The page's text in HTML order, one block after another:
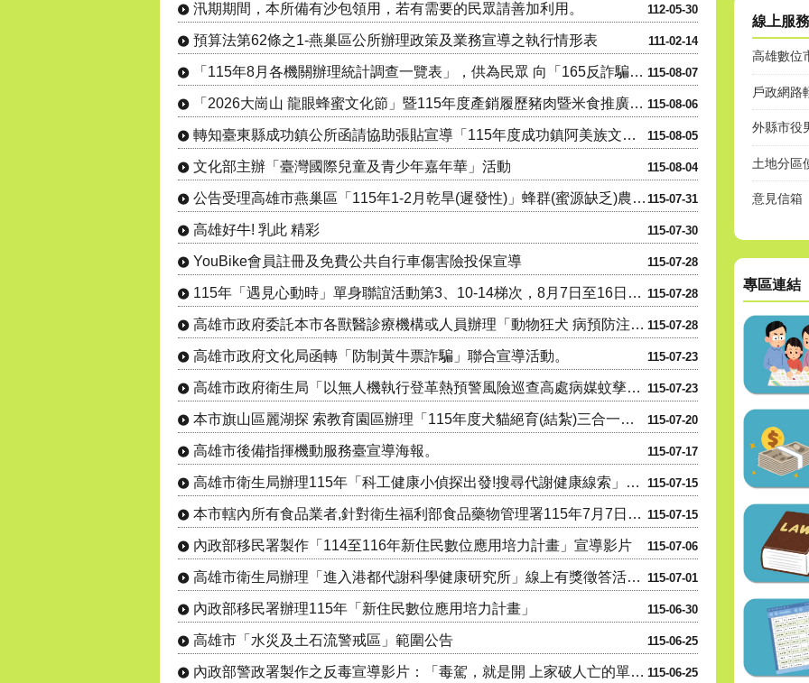
拒毒，我挺你!全民作伙來!
112-05-30
汛期期間，本所備有沙包領用，若有需要的民眾請善加利用。
111-02-14
預算法第62條之1-燕巢區公所辦理政策及業務宣導之執行情形表
115-08-07
「115年8月各機關辦理統計調查一覽表」，供為民眾 向「165反詐騙專線」
115-08-06
「2026大崗山 龍眼蜂蜜文化節」暨115年度產銷履歷豬肉暨米食推廣- 『豬香米寶 蜜香田寮』豬肉米....
115-08-05
轉知臺東縣成功鎮公所函請協助張貼宣導「115年度成功鎮阿美族文化節暨傳統舞蹈競賽及族語推廣系列活動」....
115-08-04
文化部主辦「臺灣國際兒童及青少年嘉年華」活動
115-07-31
公告受理高雄市燕巢區「115年1-2月乾旱(遲發性)」蜂群(蜜源缺乏)農業天然災害現金救助及受災證明....
115-07-30
高雄好牛! 乳此 精彩
115-07-28
YouBike會員註冊及免費公共自行車傷害險投保宣導
115-07-28
115年「遇見心動時」單身聯誼活動第3、10-14梯次，8月7日至16日受理網路報名，歡迎踴躍參與
115-07-28
高雄市政府委託本市各獸醫診療機構或人員辦理「動物狂犬 病預防注射及核發證明文件」公告1份
115-07-23
高雄市政府文化局函轉「防制黃牛票詐騙」聯合宣導活動。
115-07-23
高雄市政府衛生局「以無人機執行登革熱預警風險巡查高處病媒蚊孳生源」公告。
115-07-20
本市旗山區麗湖探 索教育園區辦理「115年度犬貓絕育(結紮)三合一活 動」
115-07-17
高雄市後備指揮機動服務臺宣導海報。
115-07-15
高雄市衛生局辦理115年「科工健康小偵探出發!搜尋代謝健康線索」活動資訊宣導。
115-07-15
本市轄內所有食品業者,針對衛生福利部食品藥物管理署115年7月7日及115年7月9日公告之問題油品,....
115-07-06
內政部移民署製作「114至116年新住民數位應用培力計畫」宣導影片
115-07-01
高雄市衛生局辦理「進入港都代謝科學健康研究所」線上有獎徵答活動。
115-06-30
內政部移民署辦理115年「新住民數位應用培力計畫」
115-06-25
高雄市「水災及土石流警戒區」範圍公告
115-06-25
內政部警政署製作之反毒宣導影片：「毒駕，就是開 上家破人亡的單行道，遠離毒品，拒絕毒駕！」
線上服
高雄數位
戶政網路
外縣市役
土地分區
意見信箱
專區連結